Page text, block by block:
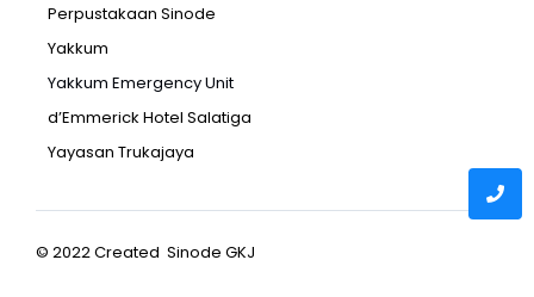
Perpustakaan Sinode
Yakkum
Yakkum Emergency Unit
d’Emmerick Hotel Salatiga
Yayasan Trukajaya
© 2022 Created Sinode GKJ